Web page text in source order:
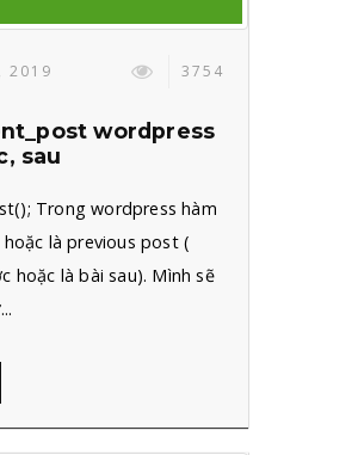
2019 3754
wordpress
sau
Trong wordpress hàm
là previous post (
hoặc là bài sau). Mình sẽ